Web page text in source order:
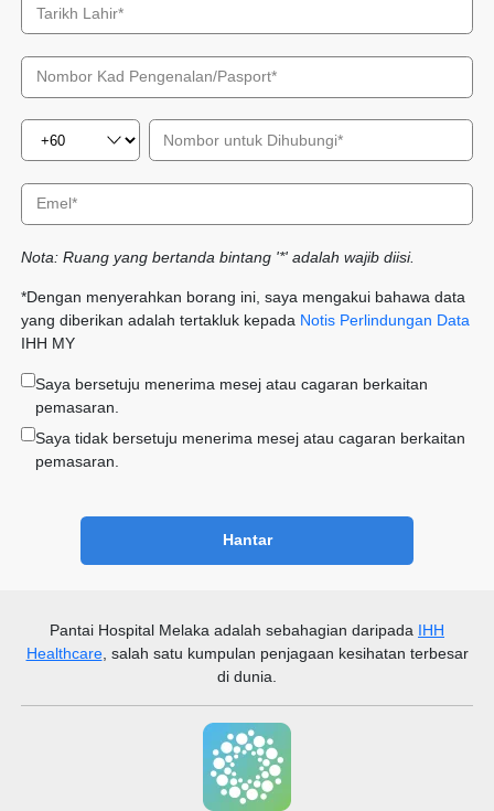
Nota: Ruang yang bertanda bintang '*' adalah wajib diisi.
*Dengan menyerahkan borang ini, saya mengakui bahawa data
yang diberikan adalah tertakluk kepada Notis Perlindungan Data
IHH MY
Saya bersetuju menerima mesej atau cagaran berkaitan
pemasaran.
Saya tidak bersetuju menerima mesej atau cagaran berkaitan
pemasaran.
Hantar
Pantai Hospital Melaka adalah sebahagian daripada IHH
Healthcare, salah satu kumpulan penjagaan kesihatan terbesar
di dunia.